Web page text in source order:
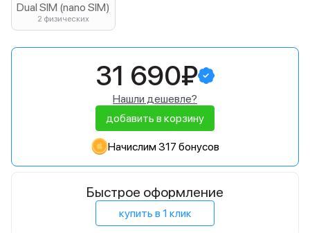
Dual SIM (nano SIM)
2 физических
31 690₽
Нашли дешевле?
добавить в корзину
Начислим 317 бонусов
Быстрое оформление
купить в 1 клик